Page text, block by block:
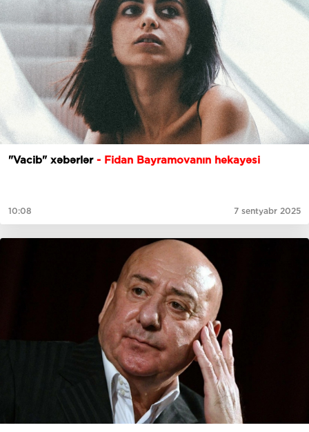
"Vacib" xəbərlər - Fidan Bayramovanın hekayəsi
10:08 7 sentyabr 2025